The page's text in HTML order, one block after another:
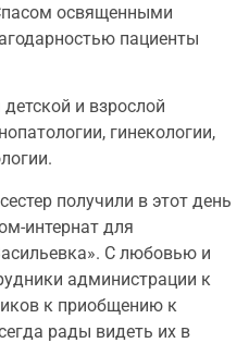
освященными​
пациенты
и взрослой
гинекологии,
получили в этот день
интернат для
С любовью и
администрации к
к приобщению к
рады видеть их в